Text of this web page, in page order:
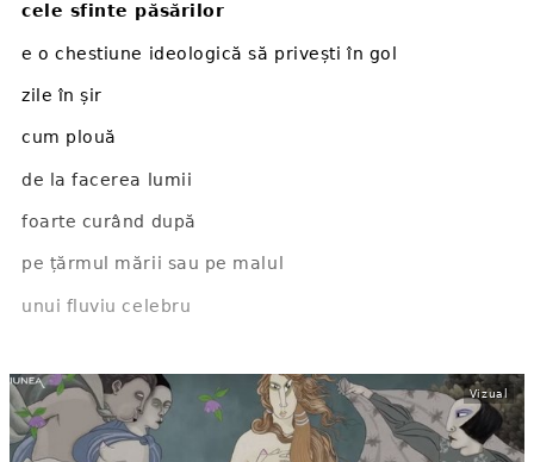
cele sfinte păsărilor
e o chestiune ideologică să privești în gol
zile în șir
cum plouă
de la facerea lumii
foarte curând după
pe țărmul mării sau pe malul
unui fluviu celebru
progresive de lumină
și păsările îți spun cuvinte n ...
Vizual